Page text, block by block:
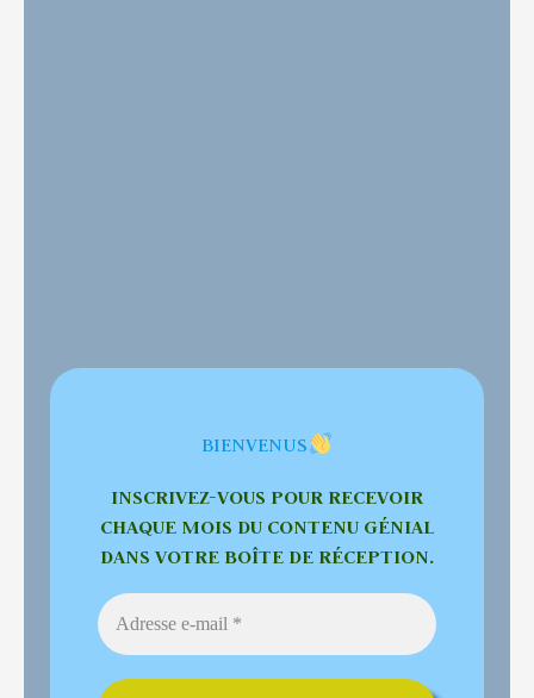
BIENVENUS
INSCRIVEZ-VOUS POUR RECEVOIR
CHAQUE MOIS DU CONTENU GÉNIAL
DANS VOTRE BOÎTE DE RÉCEPTION.